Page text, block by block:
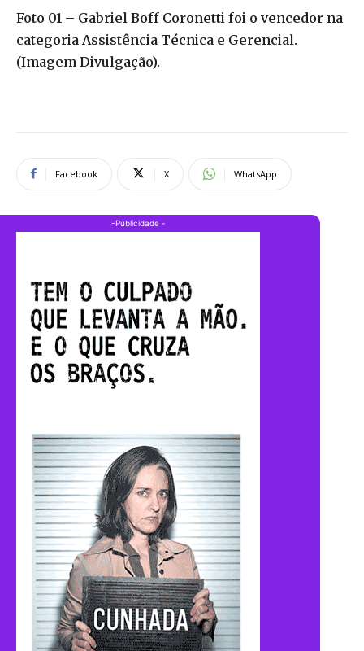
Foto 01 – Gabriel Boff Coronetti foi o vencedor na
categoria Assistência Técnica e Gerencial.
(Imagem Divulgação).
Facebook X WhatsApp
-Publicidade -